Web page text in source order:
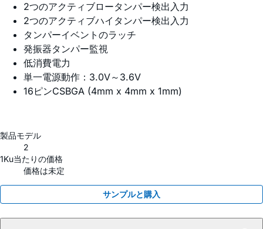
2つのアクティブロータンパー検出入力
2つのアクティブハイタンパー検出入力
タンパーイベントのラッチ
発振器タンパー監視
低消費電力
単一電源動作：3.0V～3.6V
16ピンCSBGA (4mm x 4mm x 1mm)
製品モデル
2
1Ku当たりの価格
価格は未定
サンプルと購入